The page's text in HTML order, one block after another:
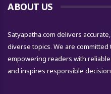
ABOUT US
Satyapatha.com delivers
diverse topics. We are
empowering readers with
and inspires responsible